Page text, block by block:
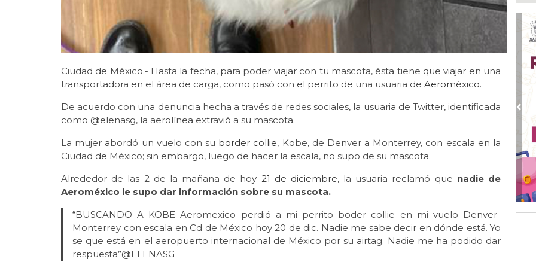
Ciudad de México.- Hasta la fecha, para poder viajar con tu mascota, ésta tiene que viajar en una
transportadora en el área de carga, como pasó con el perrito de una usuaria de Aeroméxico.
De acuerdo con una denuncia hecha a través de redes sociales, la usuaria de Twitter, identificada
como @elenasg, la aerolínea extravió a su mascota.
La mujer abordó un vuelo con su border collie, Kobe, de Denver a Monterrey, con escala en la
Ciudad de México; sin embargo, luego de hacer la escala, no supo de su mascota.
Alrededor de las 2 de la mañana de hoy 21 de diciembre, la usuaria reclamó que nadie de
Aeroméxico le supo dar información sobre su mascota.
“BUSCANDO A KOBE Aeromexico perdió a mi perrito boder collie en mi vuelo Denver-
Monterrey con escala en Cd de México hoy 20 de dic. Nadie me sabe decir en dónde está. Yo
se que está en el aeropuerto internacional de México por su airtag. Nadie me ha podido dar
respuesta”@ELENASG